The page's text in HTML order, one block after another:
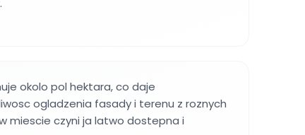
okolo pol hektara, co daje
ogladzenia fasady i terenu z roznych
miescie czyni ja latwo dostepna i